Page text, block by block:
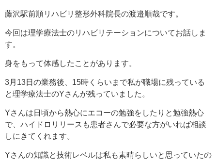
藤沢駅前順リハビリ整形外科院長の渡邉順哉です。
今回は理学療法士のリハビリテーションについてお話しま
す。
身をもって体感したことがあります。
3月13日の業務後、15時くらいまで私が職場に残っている
と理学療法士のYさんが残っていました。
Yさんは日頃から熱心にエコーの勉強をしたりと勉強熱心
で、ハイドロリリースも患者さんで必要な方がいれば相談
しにきてくれます。
Yさんの知識と技術レベルは私も素晴らしいと思っていたの